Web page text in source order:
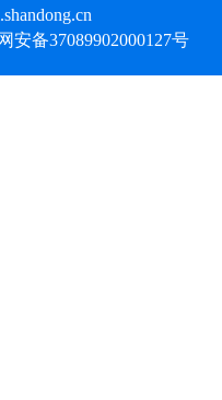
安备37089902000127号